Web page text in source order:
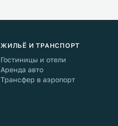
ЖИЛЬЁ И ТРАНСПОРТ
Гостиницы и отели
Аренда авто
Трансфер в аэропорт